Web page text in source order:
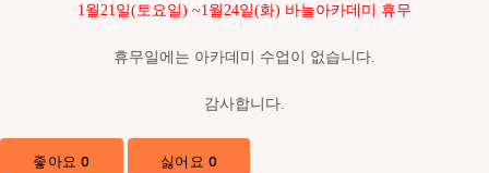
1월21일(토요일) ~1월24일(화) 바늘아카데미 휴무
휴무일에는 아카데미 수업이 없습니다.
감사합니다.
좋아요 0 싫어요 0